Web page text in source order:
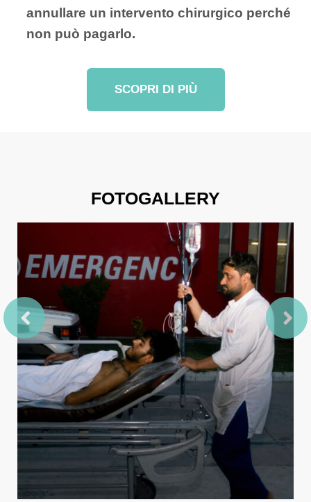
annullare un intervento chirurgico perché
non può pagarlo.
SCOPRI DI PIÙ
FOTOGALLERY